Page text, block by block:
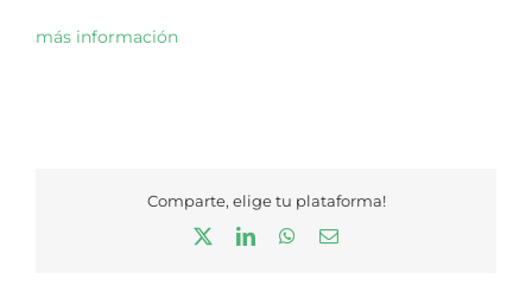
más información
Comparte, elige tu plataforma!
LinkedInWhatsApp
Correo